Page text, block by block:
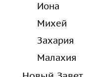
Иона
Михей
Захария
Малахия